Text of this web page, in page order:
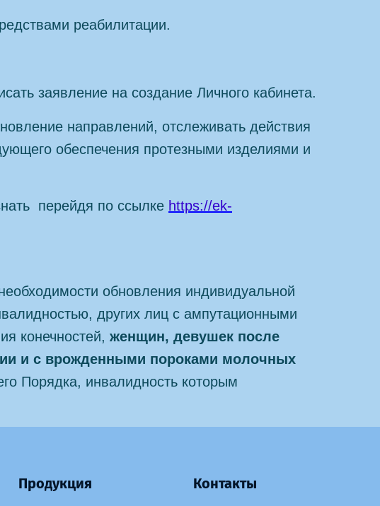
реабилитации.
заявление на создание Личного кабинета.
направлений, отслеживать действия
обеспечения протезными изделиями и
перейдя по ссылке https://ek-
обновления индивидуальной
других лиц с ампутационными
конечностей, женщин, девушек после
и с врожденными пороками молочных
Порядка, инвалидность которым
Продукция Контакты